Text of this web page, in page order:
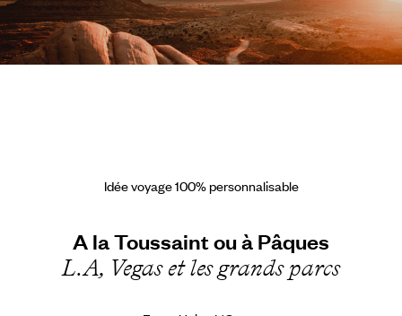
Idée voyage 100% personnalisable
A la Toussaint ou à Pâques
L.A, Vegas et les grands parcs